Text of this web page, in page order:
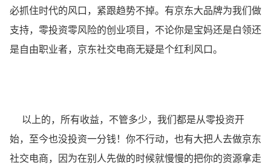
必抓住时代的风口，紧跟趋势不掉。有京东大品牌为我们做
支持，零投资零风险的创业项目，不论你是宝妈还是白领还
是自由职业者，京东社交电商无疑是个红利风口。
以上的，所有收益，不管多少，我们都是从零投资开
始，至今也没投资一分钱！你不行动，也有大把人去做京东
社交电商，因为在别人先做的时候就慢慢的把你的资源拿走